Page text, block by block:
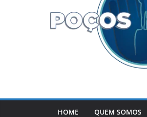
HOME QUEM SOMOS